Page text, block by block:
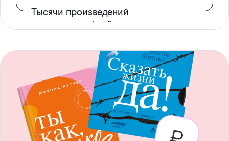
Тысячи произведений
с доступом офлайн